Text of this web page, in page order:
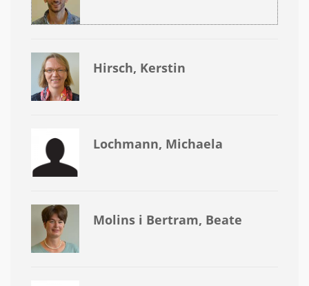
Hirsch, Kerstin
Lochmann, Michaela
Molins i Bertram, Beate